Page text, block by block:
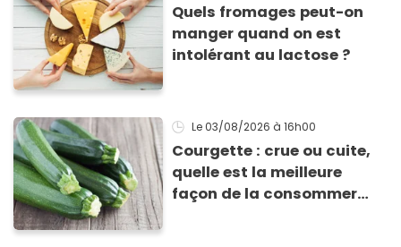
Quels fromages peut-on
manger quand on est
intolérant au lactose ?
Le 03/08/2026 à 16h00
Courgette : crue ou cuite,
quelle est la meilleure
façon de la consommer